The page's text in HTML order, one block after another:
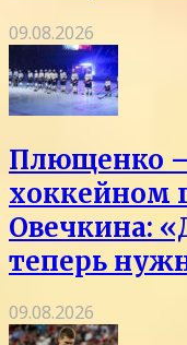
09.08.2026
Плющенко
хоккейном
Овечкина:
теперь
09.08.2026